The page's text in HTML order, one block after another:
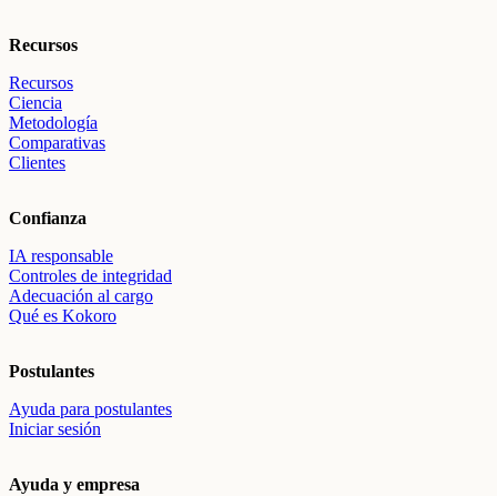
Recursos
Recursos
Ciencia
Metodología
Comparativas
Clientes
Confianza
IA responsable
Controles de integridad
Adecuación al cargo
Qué es Kokoro
Postulantes
Ayuda para postulantes
Iniciar sesión
Ayuda y empresa